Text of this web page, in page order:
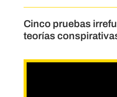
Cinco pruebas
teorías